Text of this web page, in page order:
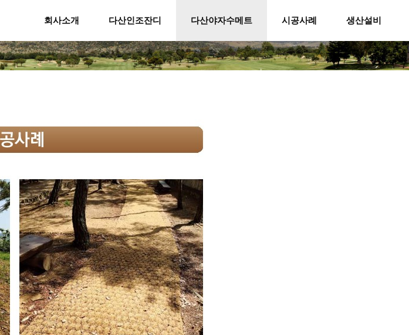
생산설비
시공사례
다산야자수메트
다산인조잔디
회사소개